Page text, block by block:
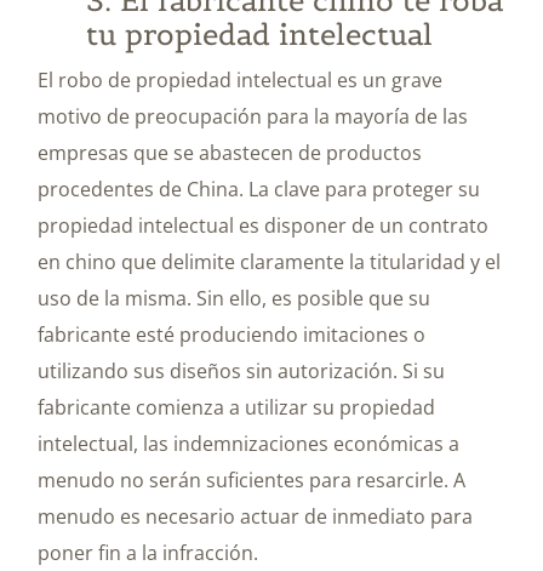
tu propiedad intelectual
El robo de propiedad intelectual es un grave
motivo de preocupación para la mayoría de las
empresas que se abastecen de productos
procedentes de China. La clave para proteger su
propiedad intelectual es disponer de un contrato
en chino que delimite claramente la titularidad y el
uso de la misma. Sin ello, es posible que su
fabricante esté produciendo imitaciones o
utilizando sus diseños sin autorización. Si su
fabricante comienza a utilizar su propiedad
intelectual, las indemnizaciones económicas a
menudo no serán suficientes para resarcirle. A
menudo es necesario actuar de inmediato para
poner fin a la infracción.